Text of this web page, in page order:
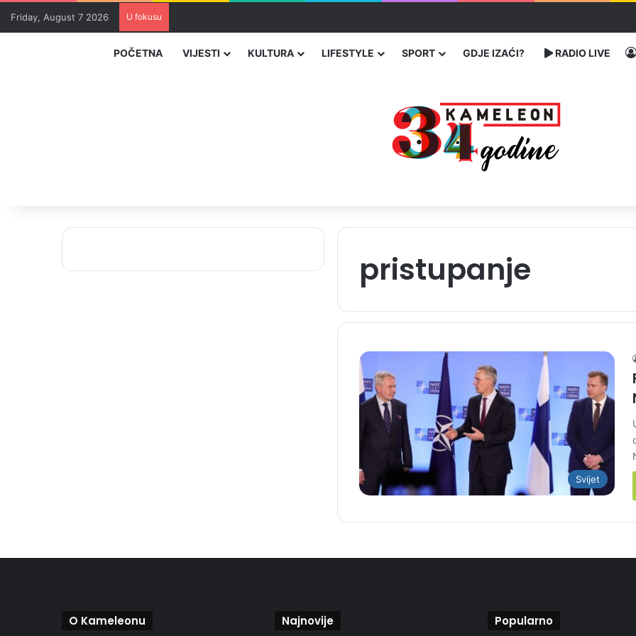
Friday, August 7 2026 U fokusu
POČETNA VIJESTI KULTURA LIFESTYLE SPORT GDJE IZAĆI? RADIO LIVE
pristupanje
Svijet
O Kameleonu Najnovije Popularno